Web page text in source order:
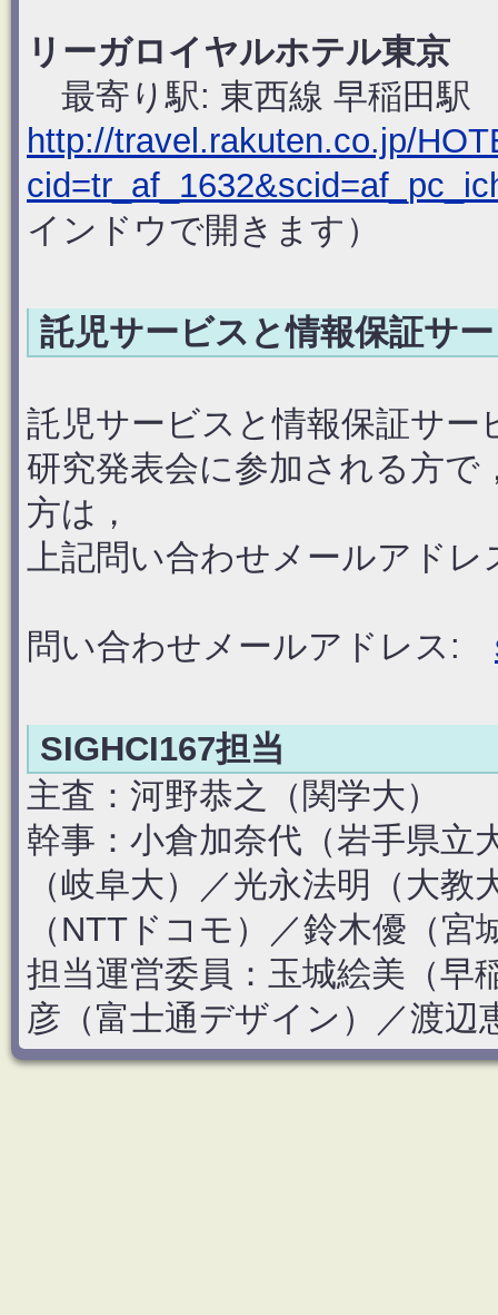
リーガロイヤルホテル東京
最寄り駅: 東西線 早稲田駅
http://travel.rakuten.co.jp/
インドウで開きます）
託児サービスと情報保証サ
託児サービスと情報保証サ
研究発表会に参加される方
方は，
上記問い合わせメールアド
問い合わせメールアドレス:
SIGHCI167担当
主査：河野恭之（関学大）
幹事：小倉加奈代（岩手県立
（岐阜大）／光永法明（大
（NTTドコモ）／鈴木優（
担当運営委員：玉城絵美（早
彦（富士通デザイン）／渡辺